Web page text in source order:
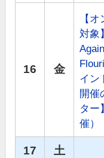
16 金
【
対象
イン
開催
ター
催）
17 土